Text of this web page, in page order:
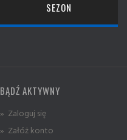
SEZON
BĄDŹ AKTYWNY
» Zaloguj się
» Załóż konto